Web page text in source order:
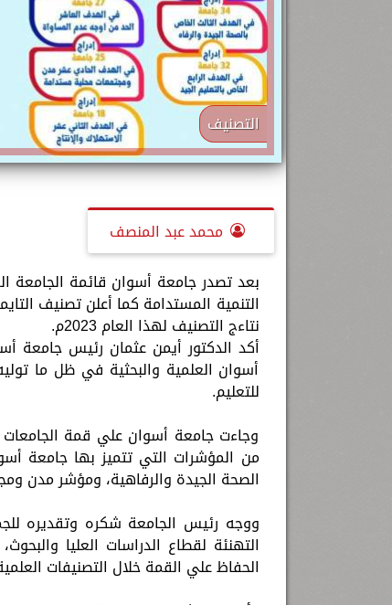
التصنيف
محمد عبد المنصف
نتاءج التصنيف لهذا العام 2023م.
أكد الدكتور أيمن عثمان رئيس جامعة
أسوان العلمية والبحثية في ظل ما
للتعليم.
وجاءت جامعة أسوان علي قمة الجامعات
من المؤشرات التي تتميز بها جامعة
الصحة الجيدة والرفاهية، ومؤشر مدن
ووجه رئيس الجامعة شكره وتقديره
التهنئة لقطاع الدراسات العليا
الحفاظ علي القمة خلال التصنيفات